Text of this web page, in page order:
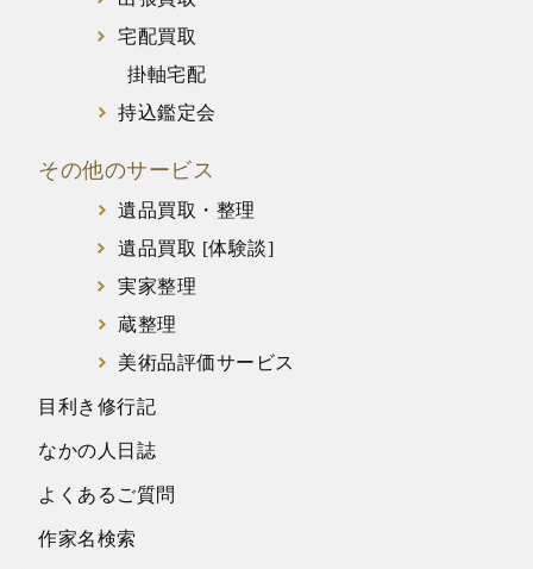
宅配買取
掛軸宅配
持込鑑定会
その他のサービス
遺品買取・整理
遺品買取 [体験談]
実家整理
蔵整理
美術品評価サービス
目利き修行記
なかの人日誌
よくあるご質問
作家名検索